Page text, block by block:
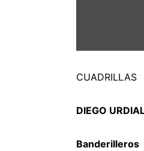
CUADRILLAS
DIEGO
Banderilleros